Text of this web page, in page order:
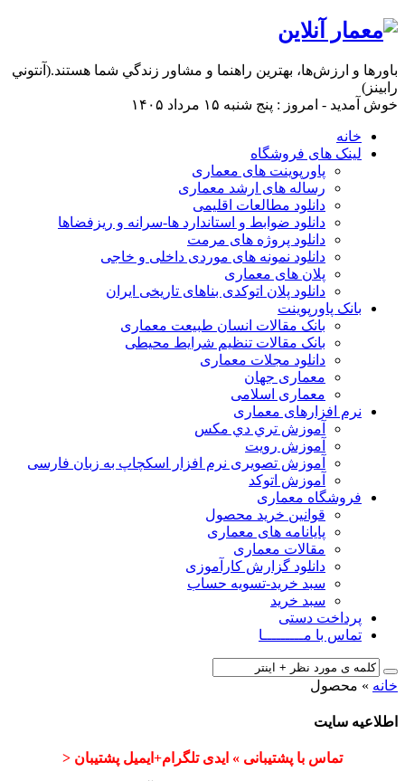
باورها و ارزش‌ها، بهترين راهنما و مشاور زندگي شما هستند.(آنتوني
رابينز)
خوش آمدید - امروز : پنج شنبه ۱۵ مرداد ۱۴۰۵
خانه
لینک های فروشگاه
پاورپوینت های معماری
رساله های ارشد معماری
دانلود مطالعات اقلیمی
دانلود ضوابط و استاندارد ها-سرانه و ریزفضاها
دانلود پروژه های مرمت
دانلود نمونه های موردی داخلی و خاجی
پلان های معماری
دانلود پلان اتوکدی بناهای تاریخی ایران
بانک پاورپوینت
بانک مقالات انسان طبیعت معماری
بانک مقالات تنظیم شرایط محیطی
دانلود مجلات معماری
معماری جهان
معماری اسلامی
نرم افزارهای معماری
آﻣﻮزش ﺗﺮي دي ﻣﮑﺲ
آموزش رویت
آموزش تصویری نرم افزار اسکچاپ به زبان فارسی
آموزش اتوکد
فروشگاه معماری
قوانین خرید محصول
پایانامه های معماری
مقالات معماری
دانلود گزارش کارآموزی
سبد خرید-تسویه حساب
سبد خرید
پرداخت دستی
تماس با مـــــــــا
خانه » محصول
اطلاعیه سایت
تماس با پشتیبانی » ایدی تلگرام+ایمیل پشتیبان <